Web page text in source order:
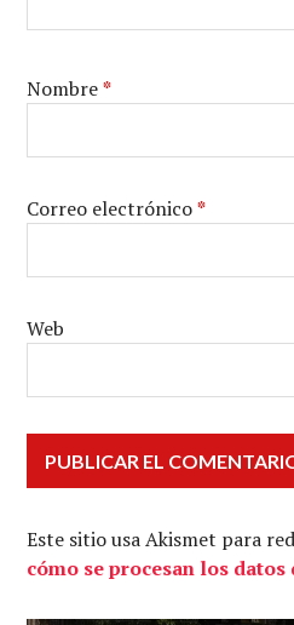
Nombre*
Correo electrónico*
Web
Este sitio usa Akismet para
cómo se procesan los